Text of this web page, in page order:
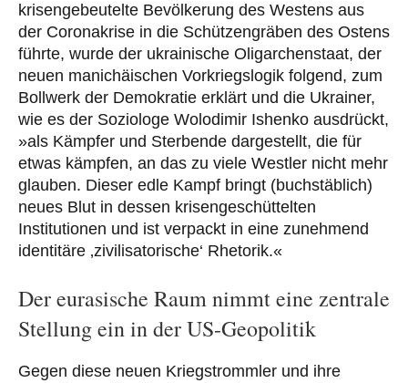
krisengebeutelte Bevölkerung des Westens aus
der Coronakrise in die Schützengräben des Ostens
führte, wurde der ukrainische Oligarchenstaat, der
neuen manichäischen Vorkriegslogik folgend, zum
Bollwerk der Demokratie erklärt und die Ukrainer,
wie es der Soziologe Wolodimir Ishenko ausdrückt,
»als Kämpfer und Sterbende dargestellt, die für
etwas kämpfen, an das zu viele Westler nicht mehr
glauben. Dieser edle Kampf bringt (buchstäblich)
neues Blut in dessen krisengeschüttelten
Institutionen und ist verpackt in eine zunehmend
identitäre ‚zivilisatorische‘ Rhetorik.«
Der eurasische Raum nimmt eine zentrale
Stellung ein in der US-Geopolitik
Gegen diese neuen Kriegstrommler und ihre